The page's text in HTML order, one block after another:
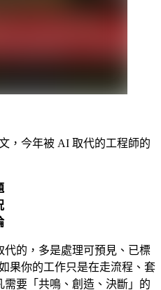
，今年被 AI 取代的工程師的
的，多是處理可預見、已標
果你的工作只是在走流程、套
要「共鳴、創造、決斷」的